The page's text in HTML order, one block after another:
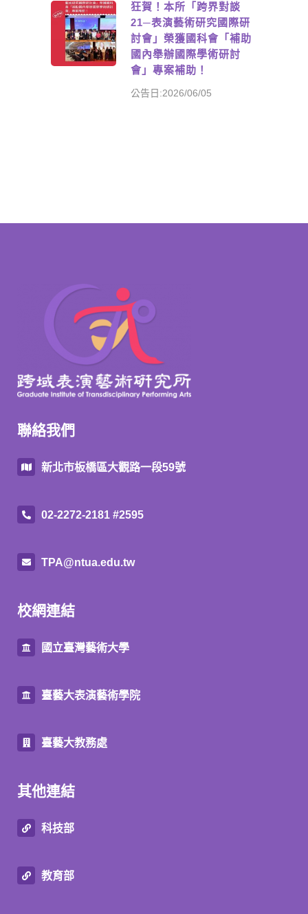
狂賀！本所「跨界對談
21─表演藝術研究國際研
討會」榮獲國科會「補助
國內舉辦國際學術研討
會」專案補助！
公告日:2026/06/05
聯絡我們
新北市板橋區大觀路一段59號
02-2272-2181 #2595
TPA@ntua.edu.tw
校網連結
國立臺灣藝術大學
臺藝大表演藝術學院
臺藝大教務處
其他連結
科技部
教育部